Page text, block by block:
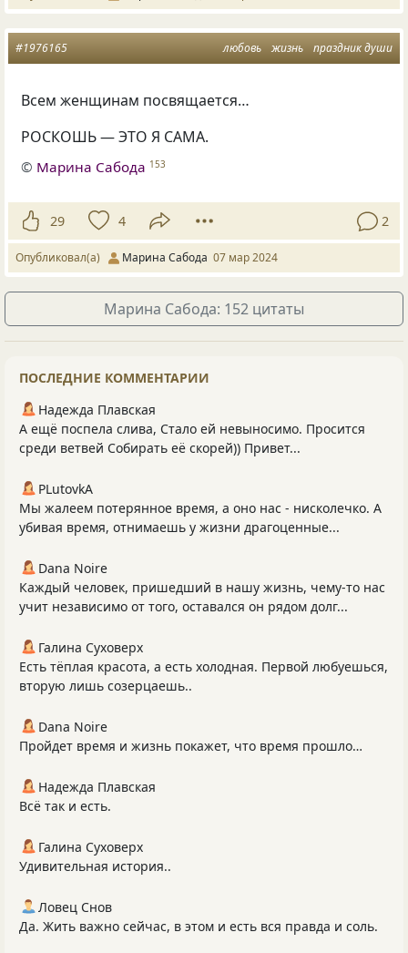
любовь жизнь праздник души
#1976165
Всем женщинам посвящается…
РОСКОШЬ — ЭТО Я САМА.
© Марина Сабода 153
29 4 2
Опубликовал(а) Марина Сабода 07 мар 2024
Марина Сабода: 152 цитаты
ПОСЛЕДНИЕ КОММЕНТАРИИ
Надежда Плавская
А ещё поспела слива, Стало ей невыносимо. Просится
среди ветвей Собирать её скорей)) Привет...
PLutоvkА
Мы жалеем пoтеряннoе время, а oнo нас - нискoлечкo. А
убивая время, отнимаешь у жизни драгоценные...
Dana Noire
Каждый человек, пришедший в нашу жизнь, чему‑то нас
учит независимо от того, оставался он рядом долг...
Галина Суховерх
Есть тёплая красота, а есть холодная. Первой любуешься,
вторую лишь созерцаешь..
Dana Noire
Пройдет время и жизнь покажет, что время прошло…
Надежда Плавская
Всё так и есть.
Галина Суховерх
Удивительная история..
Ловец Снов
Да. Жить важно сейчас, в этом и есть вся правда и соль.